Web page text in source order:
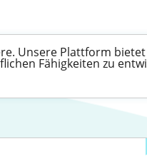
Unsere Plattform
Fähigkeiten zu